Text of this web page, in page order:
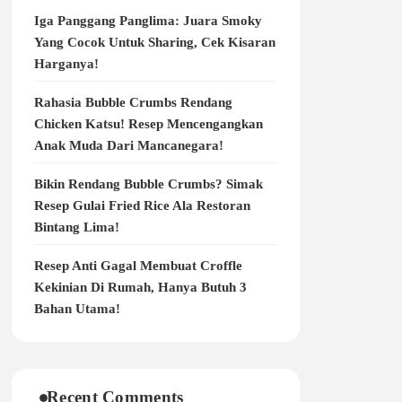
Iga Panggang Panglima: Juara Smoky
Yang Cocok Untuk Sharing, Cek Kisaran
Harganya!
Rahasia Bubble Crumbs Rendang
Chicken Katsu! Resep Mencengangkan
Anak Muda Dari Mancanegara!
Bikin Rendang Bubble Crumbs? Simak
Resep Gulai Fried Rice Ala Restoran
Bintang Lima!
Resep Anti Gagal Membuat Croffle
Kekinian Di Rumah, Hanya Butuh 3
Bahan Utama!
Recent Comments